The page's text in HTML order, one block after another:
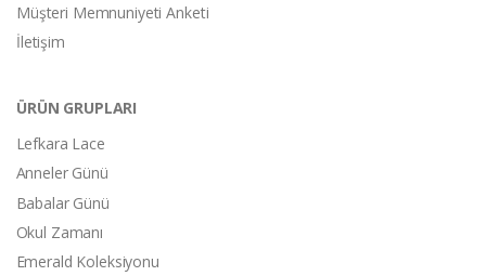
Müşteri Memnuniyeti Anketi
İletişim
ÜRÜN GRUPLARI
Lefkara Lace
Anneler Günü
Babalar Günü
Okul Zamanı
Emerald Koleksiyonu